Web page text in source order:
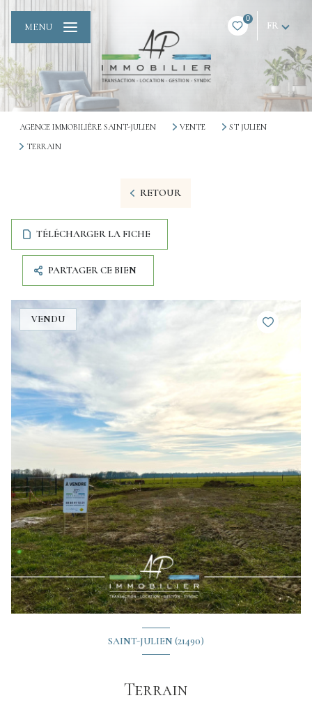
0
FR
MENU
AGENCE IMMOBILIÈRE SAINT-JULIEN VENTE
ST JULIEN
TERRAIN
RETOUR
TÉLÉCHARGER LA FICHE
PARTAGER CE BIEN
VENDU
SAINT-JULIEN (21490)
Terrain